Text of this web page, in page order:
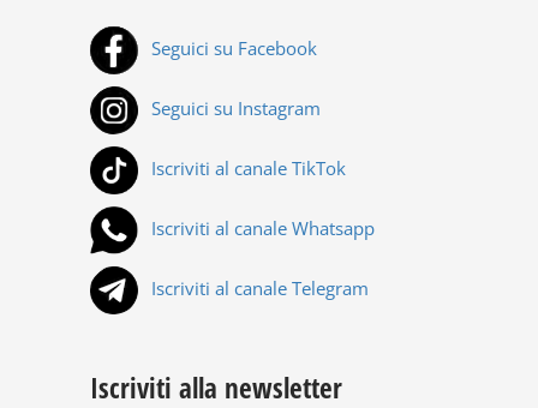
Seguici su Facebook
Seguici su Instagram
Iscriviti al canale TikTok
Iscriviti al canale Whatsapp
Iscriviti al canale Telegram
Iscriviti alla newsletter